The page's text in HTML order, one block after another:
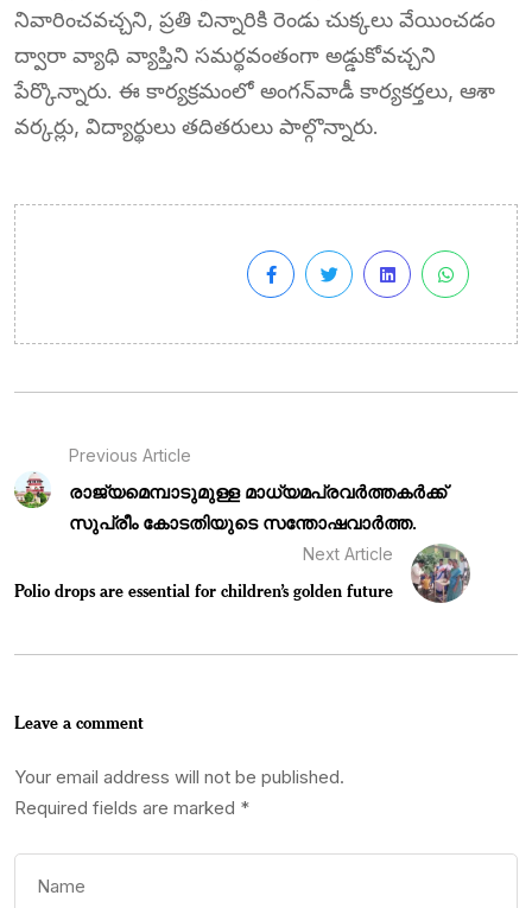
నివారించవచ్చని, ప్రతి చిన్నారికి రెండు చుక్కలు వేయించడం
ద్వారా వ్యాధి వ్యాప్తిని సమర్థవంతంగా అడ్డుకోవచ్చని
పేర్కొన్నారు. ఈ కార్యక్రమంలో అంగన్‌వాడీ కార్యకర్తలు, ఆశా
వర్కర్లు, విద్యార్థులు తదితరులు పాల్గొన్నారు.
Previous Article
രാജ്യമെമ്പാടുമുള്ള മാധ്യമപ്രവർത്തകർക്ക്
സുപ്രീം കോടതിയുടെ സന്തോഷവാർത്ത.
Next Article
Polio drops are essential for children’s golden future
Leave a comment
Your email address will not be published.
Required fields are marked *